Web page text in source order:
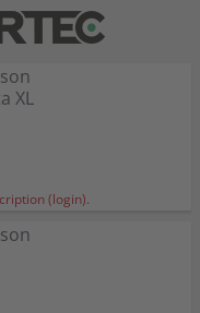
XL
(login).